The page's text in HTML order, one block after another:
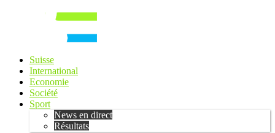
Suisse
International
Economie
Société
Sport
News en direct
Résultats